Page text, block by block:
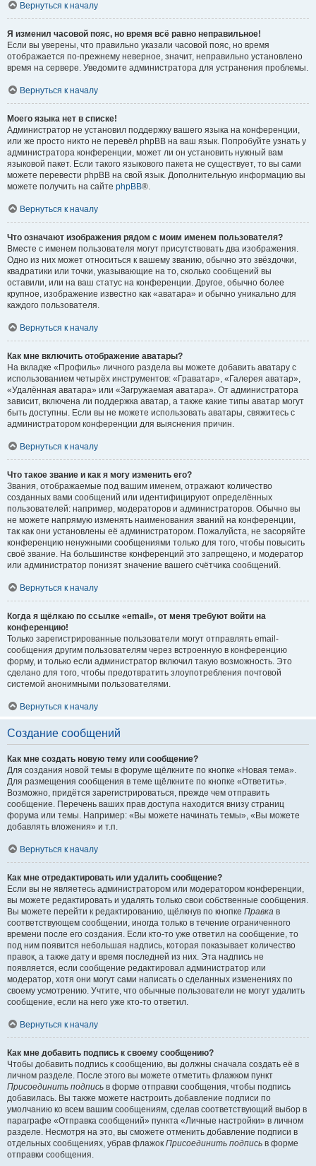
Вернуться к началу
Я изменил часовой пояс, но время всё равно неправильное!
Если вы уверены, что правильно указали часовой пояс, но время
отображается по-прежнему неверное, значит, неправильно установлено
время на сервере. Уведомите администратора для устранения проблемы.
Вернуться к началу
Моего языка нет в списке!
Администратор не установил поддержку вашего языка на конференции,
или же просто никто не перевёл phpBB на ваш язык. Попробуйте узнать у
администратора конференции, может ли он установить нужный вам
языковой пакет. Если такого языкового пакета не существует, то вы сами
можете перевести phpBB на свой язык. Дополнительную информацию вы
можете получить на сайте phpBB®.
Вернуться к началу
Что означают изображения рядом с моим именем пользователя?
Вместе с именем пользователя могут присутствовать два изображения.
Одно из них может относиться к вашему званию, обычно это звёздочки,
квадратики или точки, указывающие на то, сколько сообщений вы
оставили, или на ваш статус на конференции. Другое, обычно более
крупное, изображение известно как «аватара» и обычно уникально для
каждого пользователя.
Вернуться к началу
Как мне включить отображение аватары?
На вкладке «Профиль» личного раздела вы можете добавить аватару с
использованием четырёх инструментов: «Граватар», «Галерея аватар»,
«Удалённая аватара» или «Загружаемая аватара». От администратора
зависит, включена ли поддержка аватар, а также какие типы аватар могут
быть доступны. Если вы не можете использовать аватары, свяжитесь с
администратором конференции для выяснения причин.
Вернуться к началу
Что такое звание и как я могу изменить его?
Звания, отображаемые под вашим именем, отражают количество
созданных вами сообщений или идентифицируют определённых
пользователей: например, модераторов и администраторов. Обычно вы
не можете напрямую изменять наименования званий на конференции,
так как они установлены её администратором. Пожалуйста, не засоряйте
конференцию ненужными сообщениями только для того, чтобы повысить
своё звание. На большинстве конференций это запрещено, и модератор
или администратор понизят значение вашего счётчика сообщений.
Вернуться к началу
Когда я щёлкаю по ссылке «email», от меня требуют войти на
конференцию!
Только зарегистрированные пользователи могут отправлять email-
сообщения другим пользователям через встроенную в конференцию
форму, и только если администратор включил такую возможность. Это
сделано для того, чтобы предотвратить злоупотребления почтовой
системой анонимными пользователями.
Вернуться к началу
Создание сообщений
Как мне создать новую тему или сообщение?
Для создания новой темы в форуме щёлкните по кнопке «Новая тема».
Для размещения сообщения в теме щёлкните по кнопке «Ответить».
Возможно, придётся зарегистрироваться, прежде чем отправить
сообщение. Перечень ваших прав доступа находится внизу страниц
форума или темы. Например: «Вы можете начинать темы», «Вы можете
добавлять вложения» и т.п.
Вернуться к началу
Как мне отредактировать или удалить сообщение?
Если вы не являетесь администратором или модератором конференции,
вы можете редактировать и удалять только свои собственные сообщения.
Вы можете перейти к редактированию, щёлкнув по кнопке Правка в
соответствующем сообщении, иногда только в течение ограниченного
времени после его создания. Если кто-то уже ответил на сообщение, то
под ним появится небольшая надпись, которая показывает количество
правок, а также дату и время последней из них. Эта надпись не
появляется, если сообщение редактировал администратор или
модератор, хотя они могут сами написать о сделанных изменениях по
своему усмотрению. Учтите, что обычные пользователи не могут удалить
сообщение, если на него уже кто-то ответил.
Вернуться к началу
Как мне добавить подпись к своему сообщению?
Чтобы добавить подпись к сообщению, вы должны сначала создать её в
личном разделе. После этого вы можете отметить флажком пункт
Присоединить подпись в форме отправки сообщения, чтобы подпись
добавилась. Вы также можете настроить добавление подписи по
умолчанию ко всем вашим сообщениям, сделав соответствующий выбор в
параграфе «Отправка сообщений» пункта «Личные настройки» в личном
разделе. Несмотря на это, вы сможете отменить добавление подписи в
отдельных сообщениях, убрав флажок Присоединить подпись в форме
отправки сообщения.